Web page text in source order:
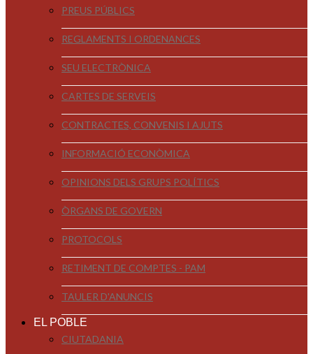
PREUS PÚBLICS
REGLAMENTS I ORDENANCES
SEU ELECTRÒNICA
CARTES DE SERVEIS
CONTRACTES, CONVENIS I AJUTS
INFORMACIÓ ECONÒMICA
OPINIONS DELS GRUPS POLÍTICS
ÒRGANS DE GOVERN
PROTOCOLS
RETIMENT DE COMPTES - PAM
TAULER D'ANUNCIS
EL POBLE
CIUTADANIA